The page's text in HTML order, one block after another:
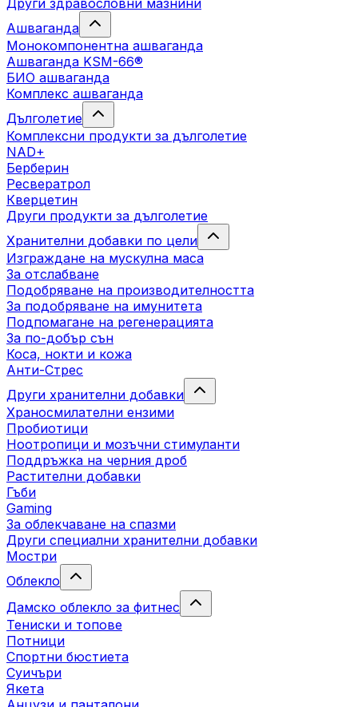
Други здравословни мазнини
Ашваганда
Монокомпонентна ашваганда
Ашваганда KSM-66®
БИО ашваганда
Комплекс ашваганда
Дълголетие
Комплексни продукти за дълголетие
NAD+
Берберин
Ресвератрол
Кверцетин
Други продукти за дълголетие
Хранителни добавки по цели
Изграждане на мускулна маса
За отслабване
Подобряване на производителността
За подобряване на имунитета
Подпомагане на регенерацията
За по-добър сън
Коса, нокти и кожа
Анти-Стрес
Други хранителни добавки
Храносмилателни ензими
Пробиотици
Ноотропици и мозъчни стимуланти
Поддръжка на черния дроб
Растителни добавки
Гъби
Gaming
За облекчаване на спазми
Други специални хранителни добавки
Мостри
Облекло
Дамско облекло за фитнес
Тениски и топове
Потници
Спортни бюстиета
Суичъри
Якета